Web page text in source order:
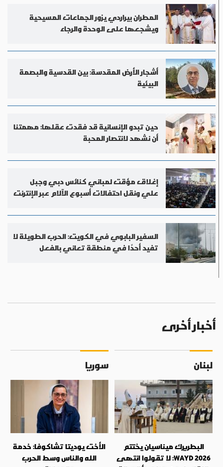
المطران بيراردي يزور الجماعات المسيحية
ويشجعها على الوحدة والرجاء
أشجار الأرض المقدسة: بين القدسية والبصمة
البيئية
حين تبدو الإنسانية قد فقدت عقلها: مهمتنا
أن نشهد لانتصار المحبة
إغلاق مؤقت لمباني كنائس دبي وجبل
علي ونقل احتفالات أسبوع الآلام عبر الإنترنت
السفير البابوي في الكويت: الحرب الطويلة لا
تفيد أحدًا في منطقة تعاني بالفعل
أخبار أخرى
لبنان
البطريرك ميناسيان يختتم
WAYD 2026: لا تقولوا انتهى
سوريا
الأخت يوديتا تشاكوفا: خدمة
الله والناس وسط الحرب